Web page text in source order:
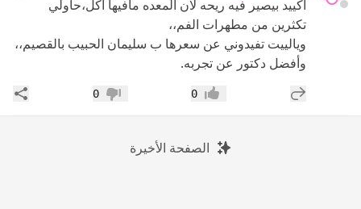
أكييد بيصير فيه ريحه لان المعده مافيها اكل،حاولي
تكثرين من مطهرات الفم،،
ويالييت تفيدوني عن سعرها ب سليمان الحبيب بالقصيم،،
وأفضل دكتور عن تجربه.
إضافة رد جديد إعجاب0 عدم إعجاب
0
الصفحة الأخيرة